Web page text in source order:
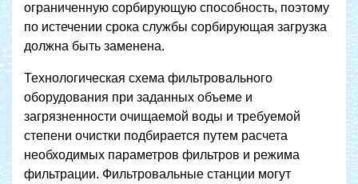
ограниченную сорбирующую способность, поэтому
по истечении срока службы сорбирующая загрузка
должна быть заменена.
Технологическая схема фильтровального
оборудования при заданных объеме и
загрязненности очищаемой воды и требуемой
степени очистки подбирается путем расчета
необходимых параметров фильтров и режима
фильтрации. Фильтровальные станции могут